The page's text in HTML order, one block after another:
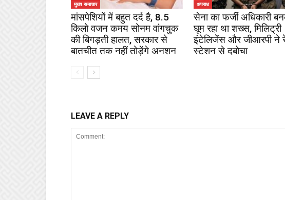
मुख्य समाचार
मांसपेशियों में बहुत दर्द है, 8.5
किलो वजन कमय सोनम वांगचुक
की बिगड़ती हालत, सरकार से
बातचीत तक नहीं तोड़ेंगे अनशन
अपराध
सेना का फर्जी अधिकारी
घूम रहा था शख्स, मिलिट्री
इंटेलिजेंस और जीआरपी ने
स्टेशन से दबोचा
LEAVE A REPLY